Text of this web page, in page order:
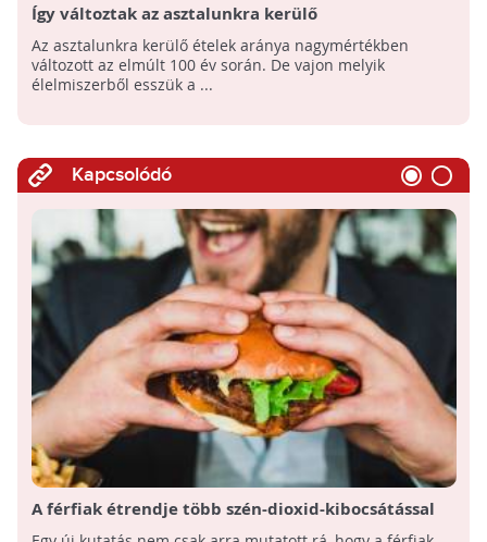
Így változtak az asztalunkra kerülő
alapélelmiszerek arányai az elmúlt 100 évben
Az asztalunkra kerülő ételek aránya nagymértékben
változott az elmúlt 100 év során. De vajon melyik
élelmiszerből esszük a ...
Kapcsolódó
A férfiak étrendje több szén-dioxid-kibocsátással
jár?